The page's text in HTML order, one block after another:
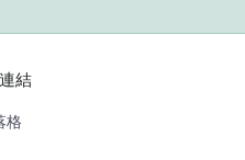
結
格